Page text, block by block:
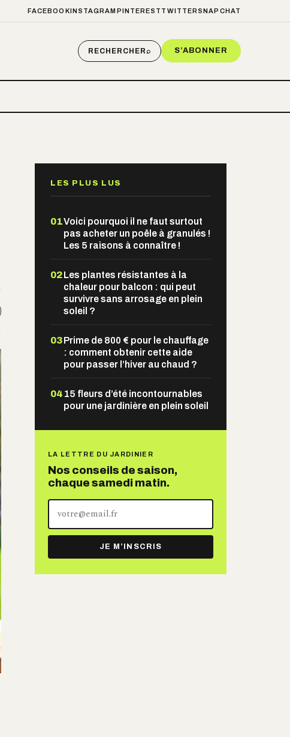
FACEBOOKINSTAGRAM PINTEREST TWITTER SNAPCHAT
RECHERCHER⌕ S’ABONNER
LES PLUS LUS
01Voici pourquoi il ne faut surtout
pas acheter un poêle à granulés !
Les 5 raisons à connaître !
02Les plantes résistantes à la
chaleur pour balcon : qui peut
survivre sans arrosage en plein
soleil ?
03Prime de 800 € pour le chauffage
: comment obtenir cette aide
pour passer l’hiver au chaud ?
04 15 fleurs d’été incontournables
pour une jardinière en plein soleil
LA LETTRE DU JARDINIER
Nos conseils de saison,
chaque samedi matin.
adresse
mail
JE M’INSCRIS